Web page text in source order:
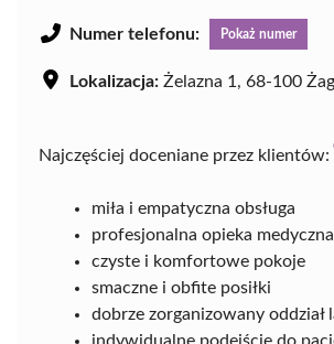
Numer telefonu: Pokaż numer
Lokalizacja: Żelazna 1, 68-100
Najczęściej doceniane przez klientów:
miła i empatyczna obsługa
profesjonalna opieka medyczna
czyste i komfortowe pokoje
smaczne i obfite posiłki
dobrze zorganizowany oddział